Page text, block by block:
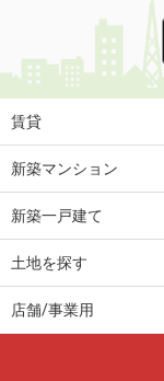
賃貸
新築マンション
新築一戸建て
土地を探す
店舗/事業用